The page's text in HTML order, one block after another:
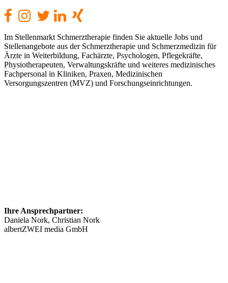
Im Stellenmarkt Schmerztherapie finden Sie aktuelle Jobs und
Stellenangebote aus der Schmerztherapie und Schmerzmedizin für
Ärzte in Weiterbildung, Fachärzte, Psychologen, Pflegekräfte,
Physiotherapeuten, Verwaltungskräfte und weiteres medizinisches
Fachpersonal in Kliniken, Praxen, Medizinischen
Versorgungszentren (MVZ) und Forschungseinrichtungen.
Ihre Ansprechpartner:
Daniela Nork, Christian Nork
albertZWEI media GmbH